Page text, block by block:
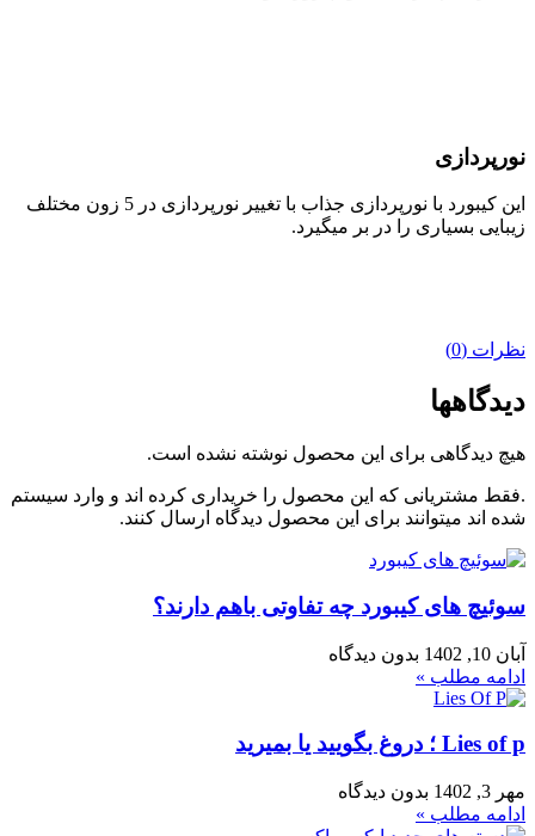
نورپردازی
این کیبورد با نورپردازی جذاب با تغییر نورپردازی در 5 زون مختلف
زیبایی بسیاری را در بر میگیرد.
نظرات (0)
دیدگاهها
هیچ دیدگاهی برای این محصول نوشته نشده است.
.فقط مشتریانی که این محصول را خریداری کرده اند و وارد سیستم
شده اند میتوانند برای این محصول دیدگاه ارسال کنند.
سوئیچ های کیبورد چه تفاوتی باهم دارند؟
آبان 10, 1402
بدون دیدگاه
ادامه مطلب »
Lies of p ؛ دروغ بگویید یا بمیرید
مهر 3, 1402
بدون دیدگاه
ادامه مطلب »